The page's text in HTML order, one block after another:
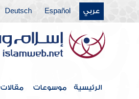
عربي Español
Deutsch
الرئيسية موسوعات مقالات
كتاب الجزية
كتاب بدء الخلق
كتاب أحاديث الأنبياء
كتاب المناقب